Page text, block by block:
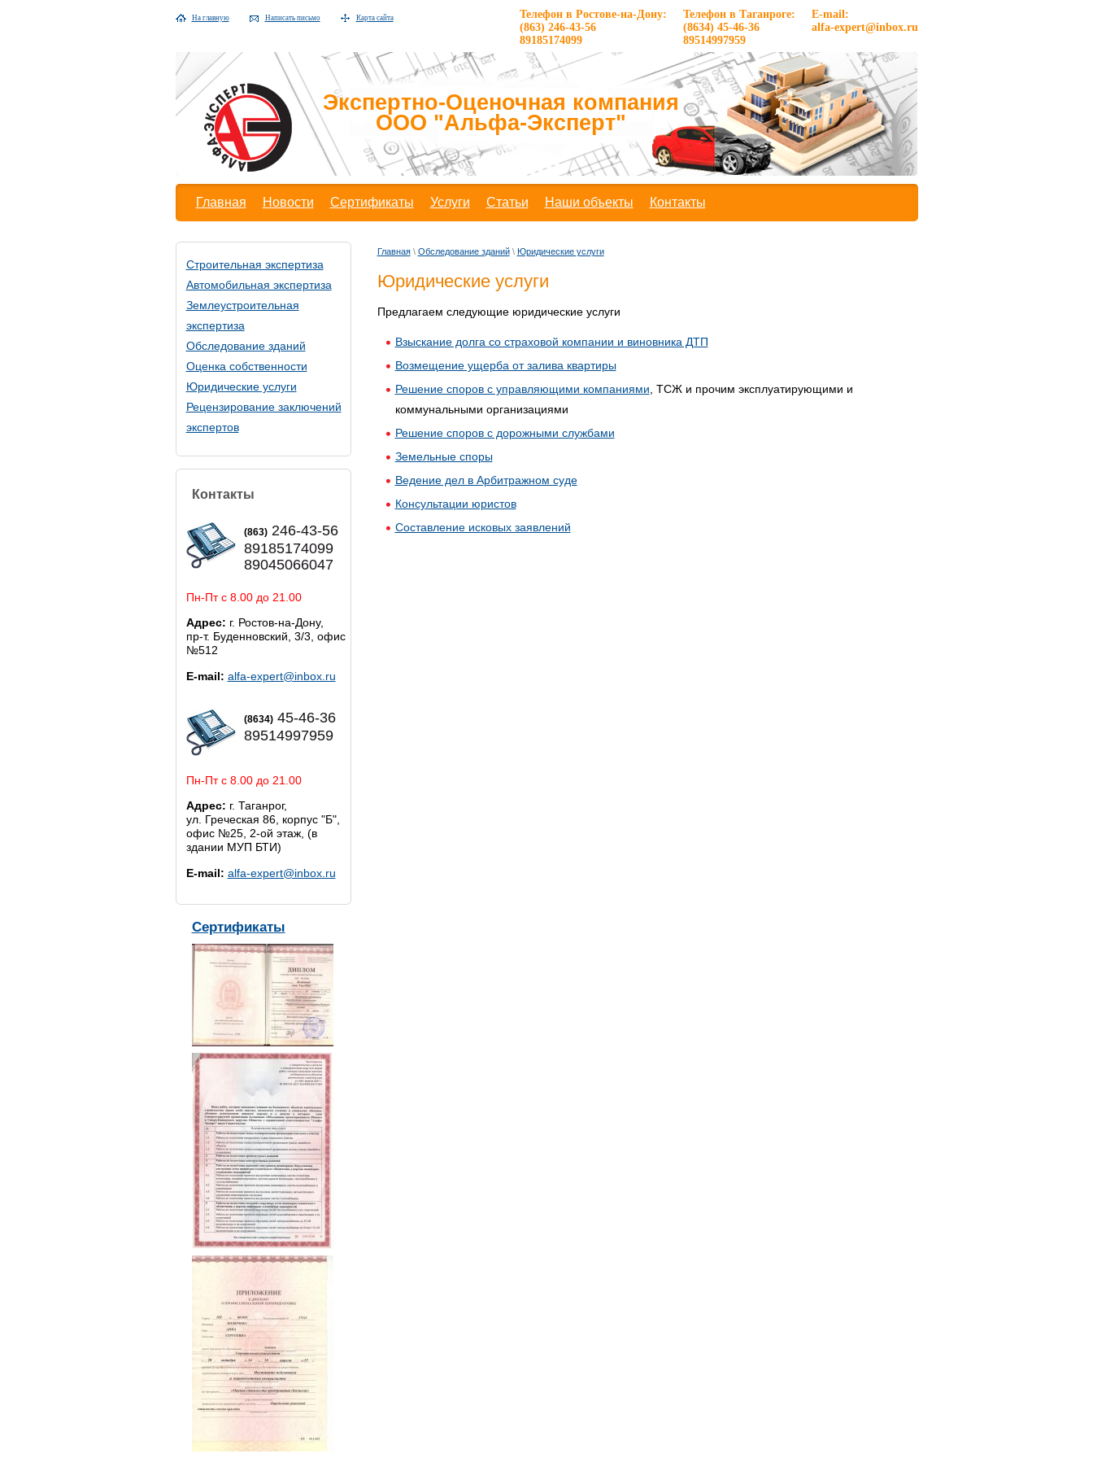
На главную Написать письмо Карта сайта
E-mail:
alfa-expert@inbox.ru
Телефон в Таганроге:
(8634) 45-46-36
89514997959
Телефон в Ростове-на-Дону:
(863) 246-43-56
89185174099
Экспертно-Оценочная компания
ООО "Альфа-Эксперт"
Главная Новости Сертификаты Услуги Статьи Наши объекты Контакты
Строительная экспертиза
Автомобильная экспертиза
Землеустроительная
экспертиза
Обследование зданий
Оценка собственности
Юридические услуги
Рецензирование заключений
экспертов
Контакты
(863)246-43-56
89185174099
89045066047
Пн-Пт с 8.00 до 21.00
Адрес: г. Ростов-на-Дону,
пр-т. Буденновский, 3/3, офис
№512
E-mail: alfa-expert@inbox.ru
(8634)45-46-36
89514997959
Пн-Пт с 8.00 до 21.00
Адрес: г. Таганрог,
ул. Греческая 86, корпус "Б",
офис №25, 2-ой этаж, (в
здании МУП БТИ)
E-mail: alfa-expert@inbox.ru
Сертификаты
Главная\ Обследование зданий\ Юридические услуги
Юридические услуги
Предлагаем следующие юридические услуги
Взыскание долга со страховой компании и виновника ДТП
Возмещение ущерба от залива квартиры
Решение споров с управляющими компаниями , ТСЖ и прочим эксплуатирующими и
коммунальными организациями
Решение споров с дорожными службами
Земельные споры
Ведение дел в Арбитражном суде
Консультации юристов
Составление исковых заявлений